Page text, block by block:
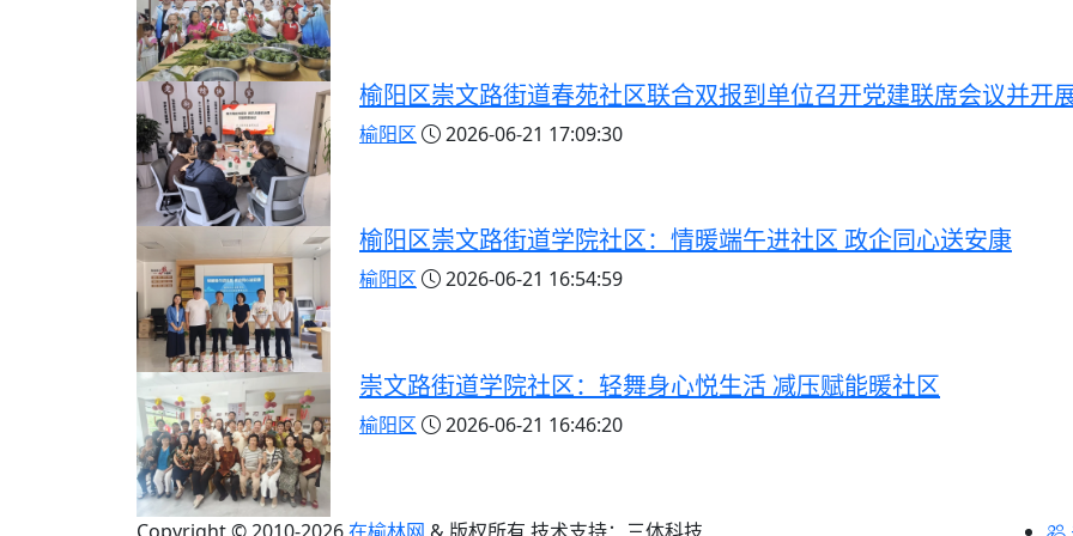
榆阳区崇文路街道春苑社区联合双报到单位召开党建联席会议并开
榆阳区 2026-06-21 17:09:30
榆阳区崇文路街道学院社区：情暖端午进社区 政企同心送安康
榆阳区 2026-06-21 16:54:59
崇文路街道学院社区：轻舞身心悦生活 减压赋能暖社区
榆阳区 2026-06-21 16:46:20